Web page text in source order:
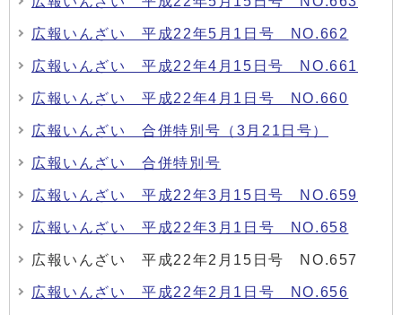
広報いんざい 平成22年5月1日号 NO.662
広報いんざい 平成22年4月15日号 NO.661
広報いんざい 平成22年4月1日号 NO.660
広報いんざい 合併特別号（3月21日号）
広報いんざい 合併特別号
広報いんざい 平成22年3月15日号 NO.659
広報いんざい 平成22年3月1日号 NO.658
広報いんざい 平成22年2月15日号 NO.657
広報いんざい 平成22年2月1日号 NO.656